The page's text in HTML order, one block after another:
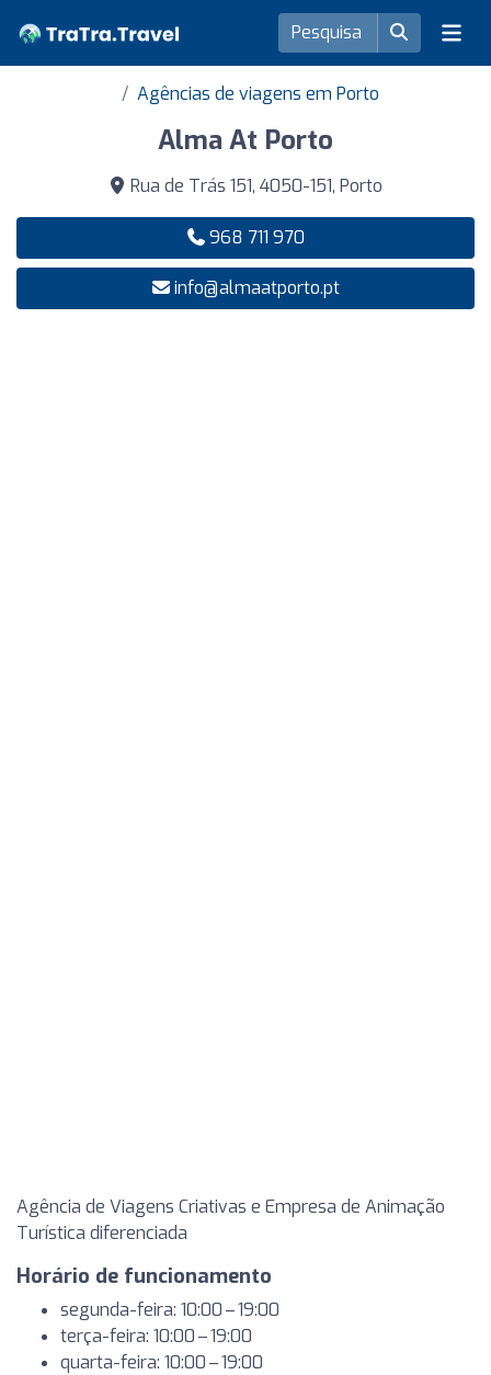
Agências de viagens em Porto
Alma At Porto
Rua de Trás 151, 4050-151, Porto
968 711 970
info@almaatporto.pt
Agência de Viagens Criativas e Empresa de Animação
Turística diferenciada
Horário de funcionamento
segunda-feira: 10:00 – 19:00
terça-feira: 10:00 – 19:00
quarta-feira: 10:00 – 19:00